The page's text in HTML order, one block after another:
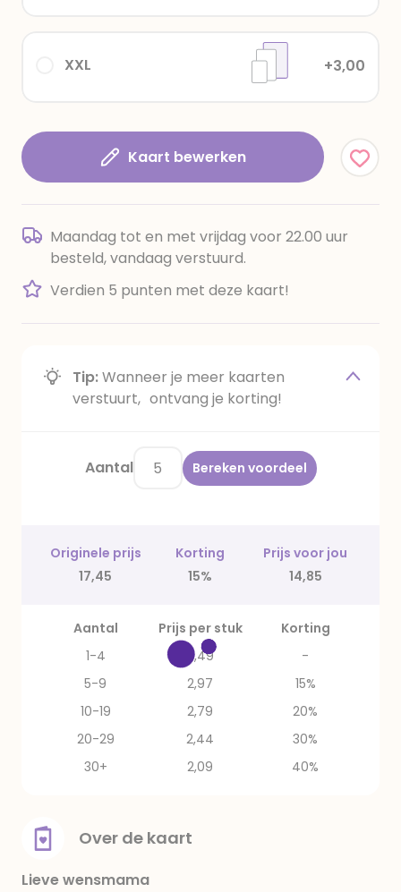
XXL +3,00
Kaart bewerken
Maandag tot en met vrijdag voor 22.00 uur
besteld, vandaag verstuurd.
Verdien 5 punten met deze kaart!
Tip:Wanneer je meer kaarten
verstuurt, ontvang je korting!
Aantal Bereken voordeel
Originele prijs Korting
Prijs voor jou
17,45
15% 14,85
Aantal Prijs per stuk
Korting
1-4
3,49
-
5-9
2,97
15%
10-19
2,79
20%
20-29
2,44
30%
30+
2,09 40%
Over de kaart
Lieve wensmama